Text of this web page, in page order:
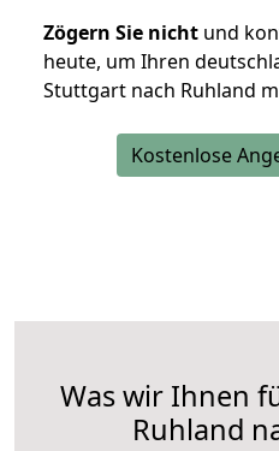
Zögern Sie nicht und
heute, um Ihren
Stuttgart nach Ruhland
Kostenlose
Was wir Ihnen
Ruhland